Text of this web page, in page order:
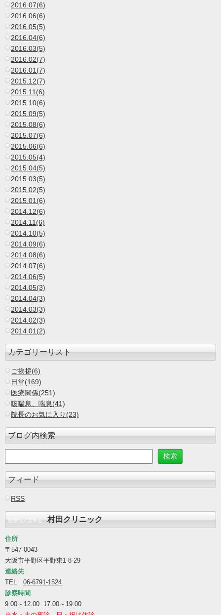
2016.07(6)
2016.06(6)
2016.05(5)
2016.04(6)
2016.03(5)
2016.02(7)
2016.01(7)
2015.12(7)
2015.11(6)
2015.10(6)
2015.09(5)
2015.08(6)
2015.07(6)
2015.06(6)
2015.05(4)
2015.04(5)
2015.03(5)
2015.02(5)
2015.01(6)
2014.12(6)
2014.11(6)
2014.10(5)
2014.09(6)
2014.08(6)
2014.07(6)
2014.06(5)
2014.05(3)
2014.04(3)
2014.03(3)
2014.02(3)
2014.01(2)
カテゴリーリスト
ご挨拶(6)
日常(169)
医療関係(251)
咳喘息、喘息(41)
院長のお気に入り(23)
ブログ内検索
フィード
RSS
医療法人富寿会村田クリニック
住所
〒547-0043
大阪市平野区平野東1-8-29
連絡先
TEL 06-6791-1524
診察時間
9:00～12:00 17:00～19:00